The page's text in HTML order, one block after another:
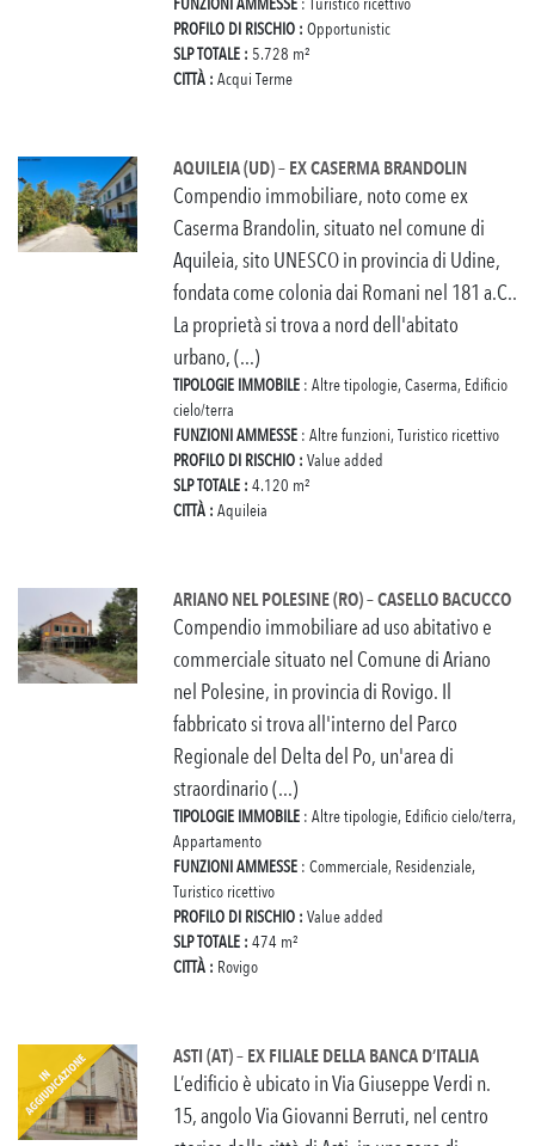
PROFILO DI RISCHIO : Opportunistic
SLP TOTALE : 5.728 m²
CITTÀ : Acqui Terme
AQUILEIA (UD) – EX CASERMA BRANDOLIN
Compendio immobiliare, noto come ex
Caserma Brandolin, situato nel comune di
Aquileia, sito UNESCO in provincia di Udine,
fondata come colonia dai Romani nel 181 a.C..
La proprietà si trova a nord dell'abitato
urbano, (...)
TIPOLOGIE IMMOBILE : Altre tipologie, Caserma, Edificio
cielo/terra
FUNZIONI AMMESSE : Altre funzioni, Turistico ricettivo
PROFILO DI RISCHIO : Value added
SLP TOTALE : 4.120 m²
CITTÀ : Aquileia
ARIANO NEL POLESINE (RO) – CASELLO BACUCCO
Compendio immobiliare ad uso abitativo e
commerciale situato nel Comune di Ariano
nel Polesine, in provincia di Rovigo. Il
fabbricato si trova all'interno del Parco
Regionale del Delta del Po, un'area di
straordinario (...)
TIPOLOGIE IMMOBILE : Altre tipologie, Edificio cielo/terra,
Appartamento
FUNZIONI AMMESSE : Commerciale, Residenziale,
Turistico ricettivo
PROFILO DI RISCHIO : Value added
SLP TOTALE : 474 m²
CITTÀ : Rovigo
ASTI (AT) – EX FILIALE DELLA BANCA D’ITALIA
L’edificio è ubicato in Via Giuseppe Verdi n.
15, angolo Via Giovanni Berruti, nel centro